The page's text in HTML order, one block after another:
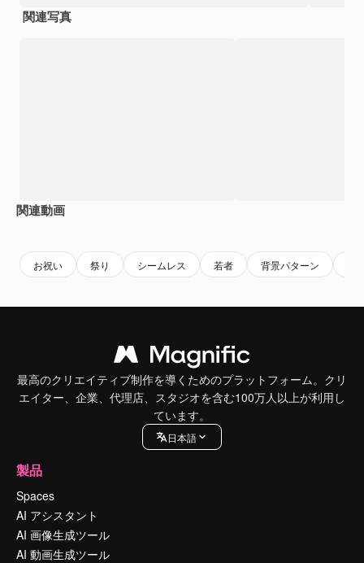
関連写真
関連動画
お祝い 祭り シームレス 若者 背景パターン
最高のクリエイティブ制作を導くためのプラットフォーム。クリ
エイター、企業、代理店、スタジオを含む100万人以上が利用し
ています。
日本語
製品
Spaces
AI アシスタント
AI 画像生成ツール
AI 動画生成ツール